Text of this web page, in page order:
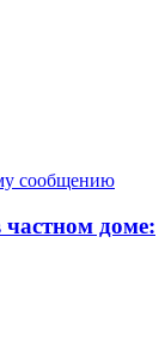
частном доме: